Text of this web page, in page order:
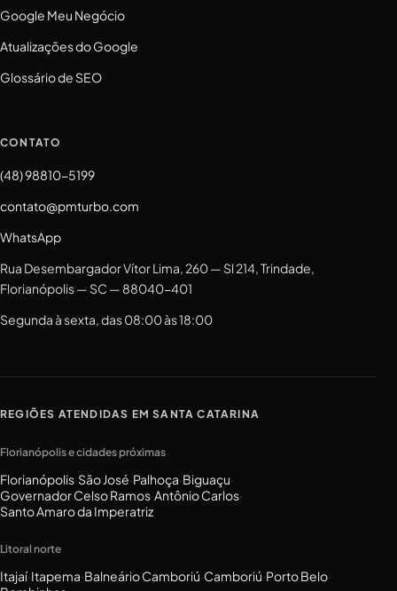
Google Meu Negócio
Atualizações do Google
Glossário de SEO
CONTATO
(48) 98810-5199
contato@pmturbo.com
WhatsApp
Rua Desembargador Vítor Lima, 260 — Sl 214, Trindade,
Florianópolis — SC — 88040-401
Segunda à sexta, das 08:00 às 18:00
REGIÕES ATENDIDAS EM SANTA CATARINA
Florianópolis e cidades próximas
Florianópolis·São José·Palhoça·Biguaçu·
Governador Celso Ramos·Antônio Carlos·
Santo Amaro da Imperatriz
Litoral norte
Itajaí·Itapema·Balneário Camboriú·Camboriú·Porto Belo·